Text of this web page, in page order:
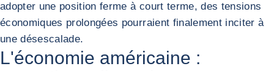
adopter une position ferme à court terme, des tensions
économiques prolongées pourraient finalement inciter à
une désescalade.
L'économie américaine :